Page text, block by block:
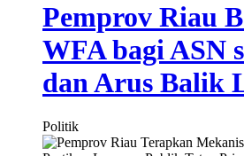
Pemprov Riau
WFA bagi ASN
dan Arus Balik
Politik